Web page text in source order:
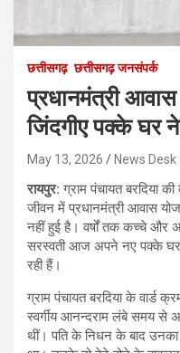
छत्तीसगढ़ छत्तीसगढ़ जनसंपर्क
प्रधानमंत्री
जिंदगीए पक्के घर ने
May 13, 2026 News Desk
रायपुर:ग्राम पंचायत बरदिया
जीवन में प्रधानमंत्री आवास
नहीं हुई है। वर्षों तक कच्चे और
सरस्वती आज अपने नए पक्के घर
रही हैं।
ग्राम पंचायत बरदिया के वार्ड
स्वर्गीय आनन्दराम लंबे समय से
थीं। पति के निधन के बाद उनका